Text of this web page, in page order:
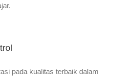
pada kualitas terbaik dalam